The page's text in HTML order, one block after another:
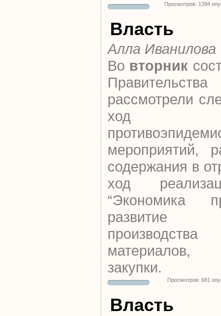
Просмотров: 1394
Власть
Алла Иванилова
Во вторник
рассмотрели
ход
мероприятий,
содержания в
ход
“Экономика
развитие
материалов,
закупки.
Просмотров: 681
Власть